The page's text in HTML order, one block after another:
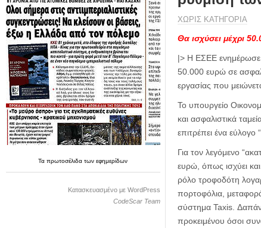
Ταπρωτοσέλιδατωνεφημερίδων
Κατασκευασμένο με WordPress
CodeScar Team
ΧΩΡΊΣ ΚΑΤΗΓΟΡΊΑ
Θα ισχύσει μέχρι
|> Η ΕΣΕΕ ενημέρωσε
50.000 ευρώ σε
εργασίας που
Το υπουργείο
και ασφαλιστικά
επιτρέπει ένα
Για τον λεγόμενο
ευρώ, όπως ισχύει
ρόλο τροφοδότη
πορτοφόλια,
σύστημα Taxis.
προκειμένου όσοι